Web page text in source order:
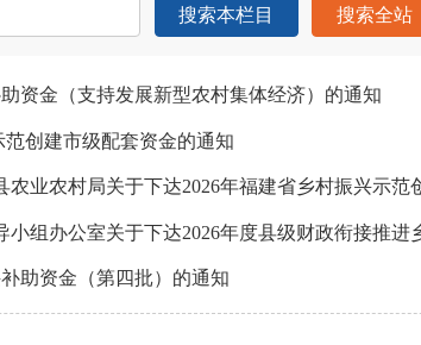
搜索本栏目 搜索全站
资金（支持发展新型农村集体经济）的通知
创建市级配套资金的通知
业农村局关于下达2026年福建省乡村振兴示范
组办公室关于下达2026年度县级财政衔接推
助资金（第四批）的通知